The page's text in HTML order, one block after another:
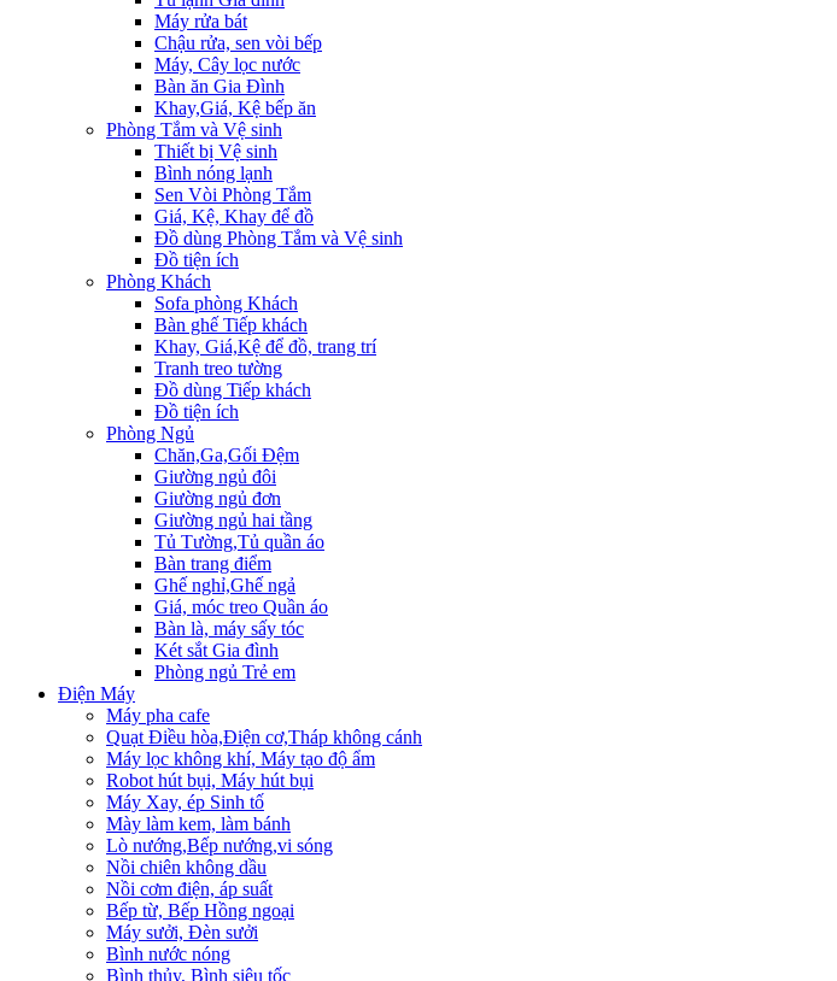
Máy rửa bát
Chậu rửa, sen vòi bếp
Máy, Cây lọc nước
Bàn ăn Gia Đình
Khay,Giá, Kệ bếp ăn
Phòng Tắm và Vệ sinh
Thiết bị Vệ sinh
Bình nóng lạnh
Sen Vòi Phòng Tắm
Giá, Kệ, Khay để đồ
Đồ dùng Phòng Tắm và Vệ sinh
Đồ tiện ích
Phòng Khách
Sofa phòng Khách
Bàn ghế Tiếp khách
Khay, Giá,Kệ để đồ, trang trí
Tranh treo tường
Đồ dùng Tiếp khách
Đồ tiện ích
Phòng Ngủ
Chăn,Ga,Gối Đệm
Giường ngủ đôi
Giường ngủ đơn
Giường ngủ hai tầng
Tủ Tường,Tủ quần áo
Bàn trang điểm
Ghế nghỉ,Ghế ngả
Giá, móc treo Quần áo
Bàn là, máy sấy tóc
Két sắt Gia đình
Phòng ngủ Trẻ em
Điện Máy
Máy pha cafe
Quạt Điều hòa,Điện cơ,Tháp không cánh
Máy lọc không khí, Máy tạo độ ẩm
Robot hút bụi, Máy hút bụi
Máy Xay, ép Sinh tố
Mày làm kem, làm bánh
Lò nướng,Bếp nướng,vi sóng
Nồi chiên không dầu
Nồi cơm điện, áp suất
Bếp từ, Bếp Hồng ngoại
Máy sưởi, Đèn sưởi
Bình nước nóng
Bình thủy, Bình siêu tốc